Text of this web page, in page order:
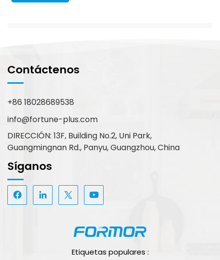
Contáctenos
+86 18028689538
info@fortune-plus.com
DIRECCIÓN: 13F, Building No.2, Uni Park,
Guangmingnan Rd., Panyu, Guangzhou, China
Síganos
Etiquetas populares :